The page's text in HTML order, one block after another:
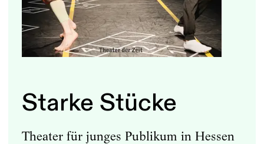
Starke Stücke
Theater für junges Publikum in Hessen